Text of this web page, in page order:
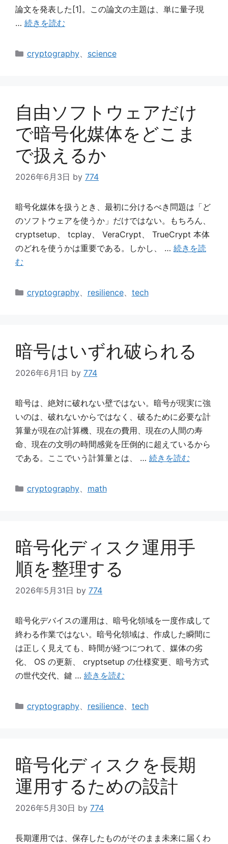
論文を発表した[1]。この論文の主題は、単に量子現
… 続きを読む
カ
cryptography、 science
自由ソフトウェアだけ
で暗号化媒体をどこま
で扱えるか
2026年6月3日 by 774
暗号化媒体を扱うとき、最初に分けるべき問題は「ど
のソフトウェアを使うか」だけではない。もちろん、
cryptsetup、 tcplay、 VeraCrypt、 TrueCrypt 本体
のどれを使うかは重要である。しかし、 … 続きを読
む
カ
cryptography、 resilience、 tech
暗号はいずれ破られる
2026年6月1日 by 774
暗号は、絶対に破れない壁ではない。暗号が現実に強
いのは、破れないからではなく、破るために必要な計
算量が現在の計算機、現在の費用、現在の人間の寿
命、現在の文明の時間感覚を圧倒的に超えているから
である。ここでいう計算量とは、 … 続きを読む
カ
cryptography、 math
暗号化ディスク運用手
順を整理する
2026年5月31日 by 774
暗号化デバイスの運用は、暗号化領域を一度作成して
終わる作業ではない。暗号化領域は、作成した瞬間に
は正しく見えても、時間が経つにつれて、媒体の劣
化、 OS の更新、 cryptsetup の仕様変更、暗号方式
の世代交代、鍵 … 続きを読む
カ
cryptography、 resilience、 tech
暗号化ディスクを長期
運用するための設計
2026年5月30日 by 774
長期運用では、保存したものがそのまま未来に届くわ